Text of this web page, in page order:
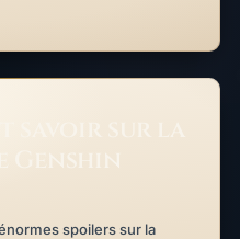
spoilers sur la
Luna I de Genshin Impact